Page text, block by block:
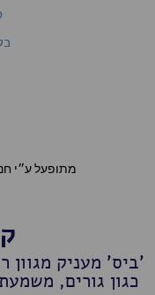
מתופעל ע״י
'ביס' מעניק
כגון גורים,